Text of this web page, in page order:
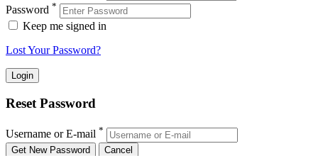
Password *
Keep me signed in
Lost Your Password?
Reset Password
Username or E-mail *